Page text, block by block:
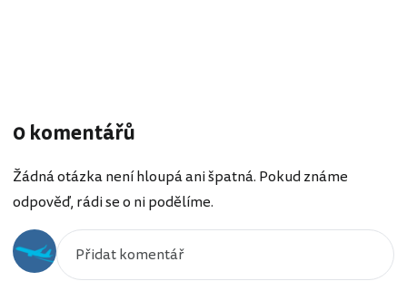
0 komentářů
Žádná otázka není hloupá ani špatná. Pokud známe
odpověď, rádi se o ni podělíme.